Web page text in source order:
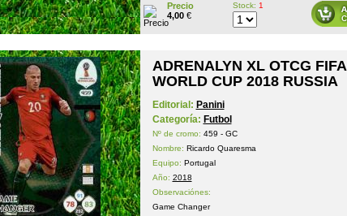
Precio
4,00€
Stock: 1
ADRENALYN XL OTCG FIFA
WORLD CUP 2018 RUSSIA
Editorial: Panini
Categoría: Futbol
Nº de cromo: 459 - GC
Nombre: Ricardo Quaresma
Equipo: Portugal
Año: 2018
Observaciónes:
Game Changer